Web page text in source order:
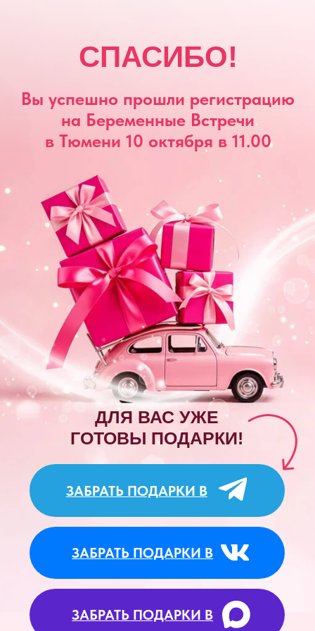
СПАСИБО!
Вы успешно прошли регистрацию
в Тюмени 10 октября в 11.00
ДЛЯ ВАС УЖЕ
ГОТОВЫ ПОДАРКИ!
ЗАБРАТЬ ПОДАРКИ В
ЗАБРАТЬ ПОДАРКИ В
ЗАБРАТЬ ПОДАРКИ В